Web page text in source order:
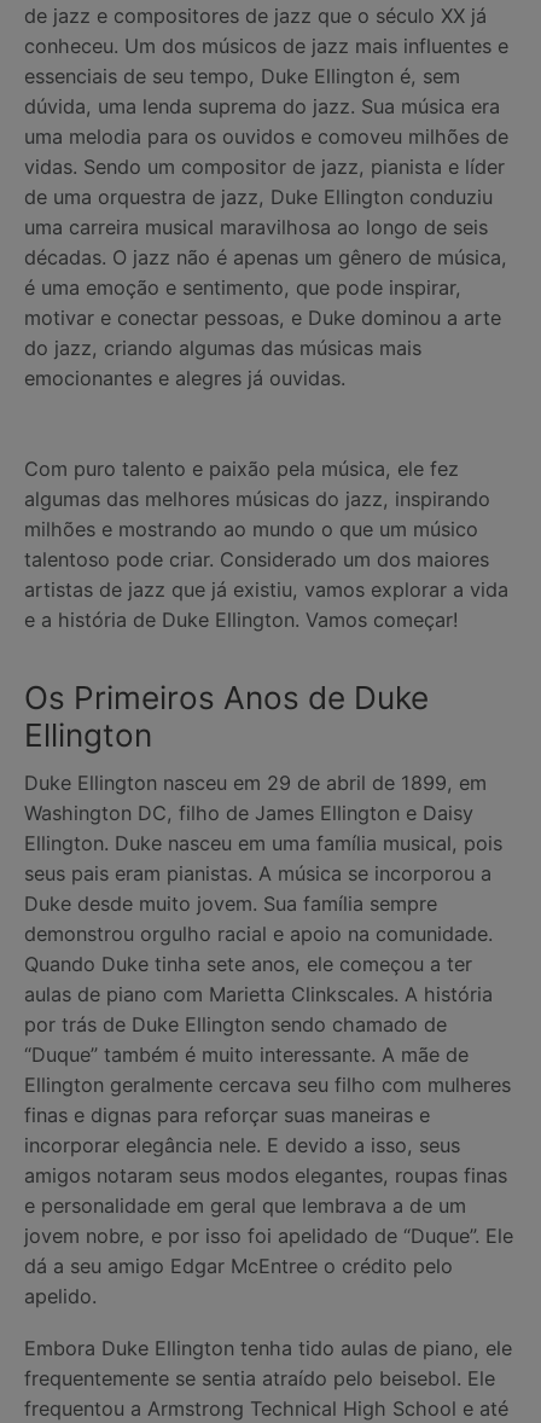
de jazz e compositores de jazz que o século XX já
conheceu. Um dos músicos de jazz mais influentes e
essenciais de seu tempo, Duke Ellington é, sem
dúvida, uma lenda suprema do jazz. Sua música era
uma melodia para os ouvidos e comoveu milhões de
vidas. Sendo um compositor de jazz, pianista e líder
de uma orquestra de jazz, Duke Ellington conduziu
uma carreira musical maravilhosa ao longo de seis
décadas. O jazz não é apenas um gênero de música,
é uma emoção e sentimento, que pode inspirar,
motivar e conectar pessoas, e Duke dominou a arte
do jazz, criando algumas das músicas mais
emocionantes e alegres já ouvidas.
Com puro talento e paixão pela música, ele fez
algumas das melhores músicas do jazz, inspirando
milhões e mostrando ao mundo o que um músico
talentoso pode criar. Considerado um dos maiores
artistas de jazz que já existiu, vamos explorar a vida
e a história de Duke Ellington. Vamos começar!
Os Primeiros Anos de Duke
Ellington
Duke Ellington nasceu em 29 de abril de 1899, em
Washington DC, filho de James Ellington e Daisy
Ellington. Duke nasceu em uma família musical, pois
seus pais eram pianistas. A música se incorporou a
Duke desde muito jovem. Sua família sempre
demonstrou orgulho racial e apoio na comunidade.
Quando Duke tinha sete anos, ele começou a ter
aulas de piano com Marietta Clinkscales. A história
por trás de Duke Ellington sendo chamado de
“Duque” também é muito interessante. A mãe de
Ellington geralmente cercava seu filho com mulheres
finas e dignas para reforçar suas maneiras e
incorporar elegância nele. E devido a isso, seus
amigos notaram seus modos elegantes, roupas finas
e personalidade em geral que lembrava a de um
jovem nobre, e por isso foi apelidado de “Duque”. Ele
dá a seu amigo Edgar McEntree o crédito pelo
apelido.
Embora Duke Ellington tenha tido aulas de piano, ele
frequentemente se sentia atraído pelo beisebol. Ele
frequentou a Armstrong Technical High School e até